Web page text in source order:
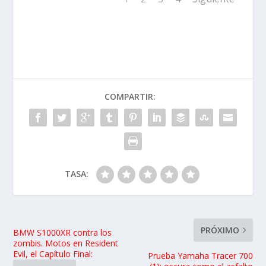
COMPARTIR:
TASA:
BMW S1000XR contra los
zombis. Motos en Resident
Evil, el Capítulo Final:
PRÓXIMO
Prueba Yamaha Tracer 700